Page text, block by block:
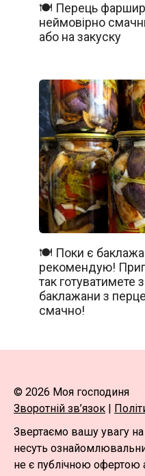
🍽️ Перець
неймовірно
або на закуску
🍽️ Поки є
рекомендую!
так
баклажани з
смачно!
© 2026 Моя господиня
Зворотній зв’язок |
Звертаємо вашу увагу на
несуть
не є публічною